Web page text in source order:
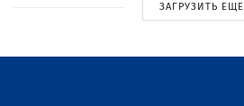
ЗАГРУЗИТЬ ЕЩЕ